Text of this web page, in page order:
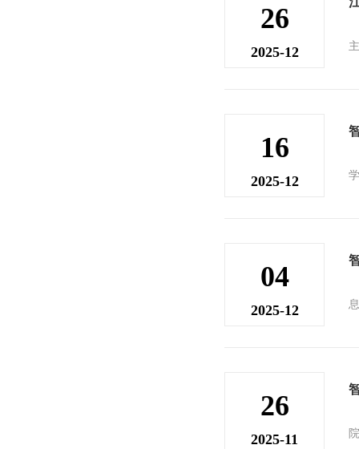
26
2025-12
16
2025-12
04
2025-12
26
2025-11